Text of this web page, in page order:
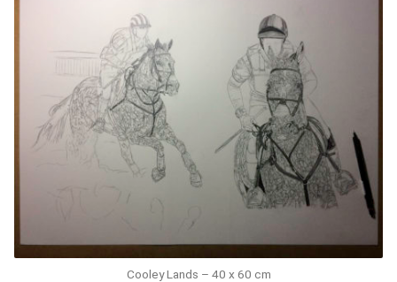
Cooley Lands – 40 x 60 cm